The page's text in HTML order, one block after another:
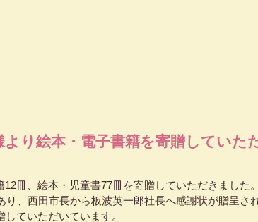
り絵本・電子書籍を寄贈していた
12冊、絵本・児童書77冊を寄贈していただきました。
り、西田市長から板波英一郎社長へ感謝状が贈呈さ
ていただいています。